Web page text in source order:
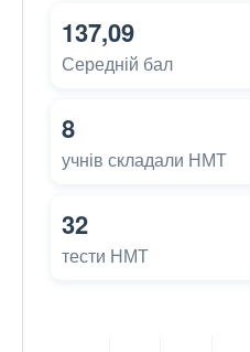
137,09
Середній бал
8
учнів складали НМТ
32
тести НМТ